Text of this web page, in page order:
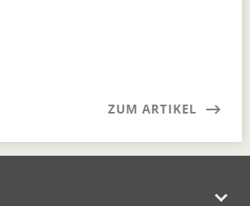
ZUM ARTIKEL